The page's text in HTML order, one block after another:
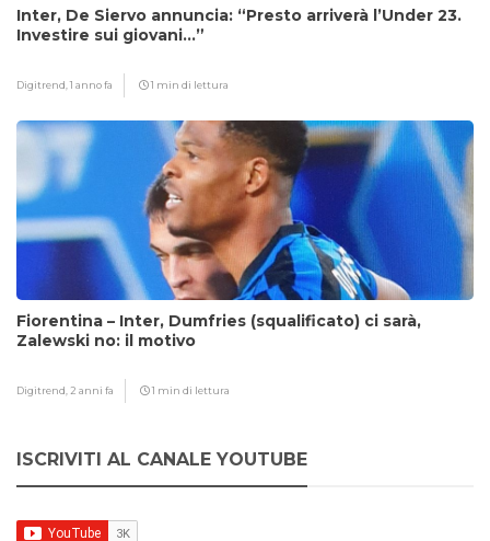
Inter, De Siervo annuncia: “Presto arriverà l’Under 23.
Investire sui giovani…”
Digitrend,1 anno fa 1 min di lettura
Fiorentina – Inter, Dumfries (squalificato) ci sarà,
Zalewski no: il motivo
Digitrend, 2 anni fa 1 min di lettura
ISCRIVITI AL CANALE YOUTUBE